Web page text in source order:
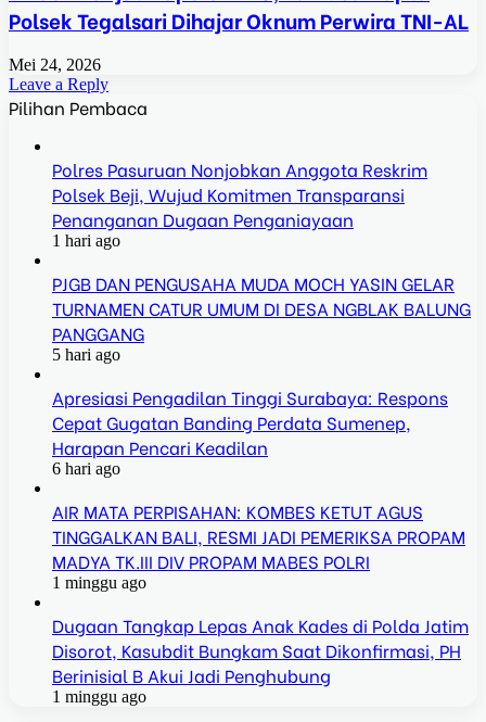
Polsek Tegalsari Dihajar Oknum Perwira TNI-AL
Mei 24, 2026
Leave a Reply
Pilihan Pembaca
Polres Pasuruan Nonjobkan Anggota Reskrim
Polsek Beji, Wujud Komitmen Transparansi
Penanganan Dugaan Penganiayaan
1 hari ago
PJGB DAN PENGUSAHA MUDA MOCH YASIN GELAR
TURNAMEN CATUR UMUM DI DESA NGBLAK BALUNG
PANGGANG
5 hari ago
Apresiasi Pengadilan Tinggi Surabaya: Respons
Cepat Gugatan Banding Perdata Sumenep,
Harapan Pencari Keadilan
6 hari ago
AIR MATA PERPISAHAN: KOMBES KETUT AGUS
TINGGALKAN BALI, RESMI JADI PEMERIKSA PROPAM
MADYA TK.III DIV PROPAM MABES POLRI
1 minggu ago
Dugaan Tangkap Lepas Anak Kades di Polda Jatim
Disorot, Kasubdit Bungkam Saat Dikonfirmasi, PH
Berinisial B Akui Jadi Penghubung
1 minggu ago